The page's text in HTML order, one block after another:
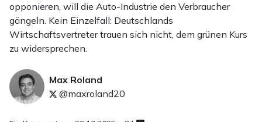
opponieren, will die Auto-Industrie den Verbraucher
gängeln. Kein Einzelfall: Deutschlands
Wirtschaftsvertreter trauen sich nicht, dem grünen Kurs
zu widersprechen.
Max Roland
@maxroland20